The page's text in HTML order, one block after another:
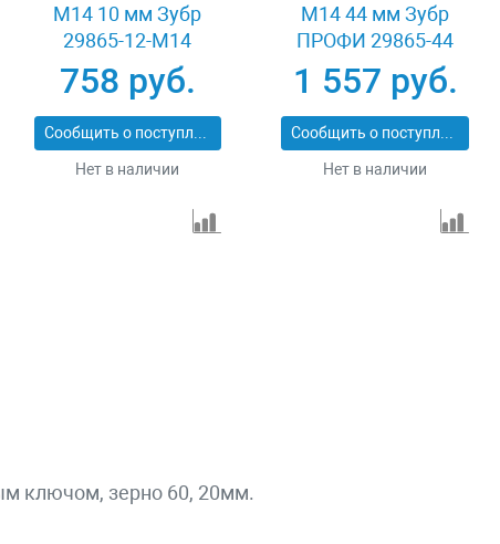
М14 10 мм Зубр
29865-12-M14
758 руб.
Сообщить о поступлении
Нет в наличии
М14 44 мм Зубр
ПРОФИ 29865-44
1 557 руб.
Сообщить о поступлении
Нет в наличии
ключом, зерно 60, 20мм.